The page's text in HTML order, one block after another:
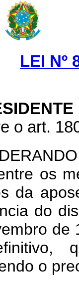
LEI Nº
o art.
os
da
do
de
o